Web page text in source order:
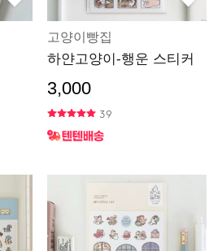
고양이빵집
하얀고양이-행운 스티커
3,000
39